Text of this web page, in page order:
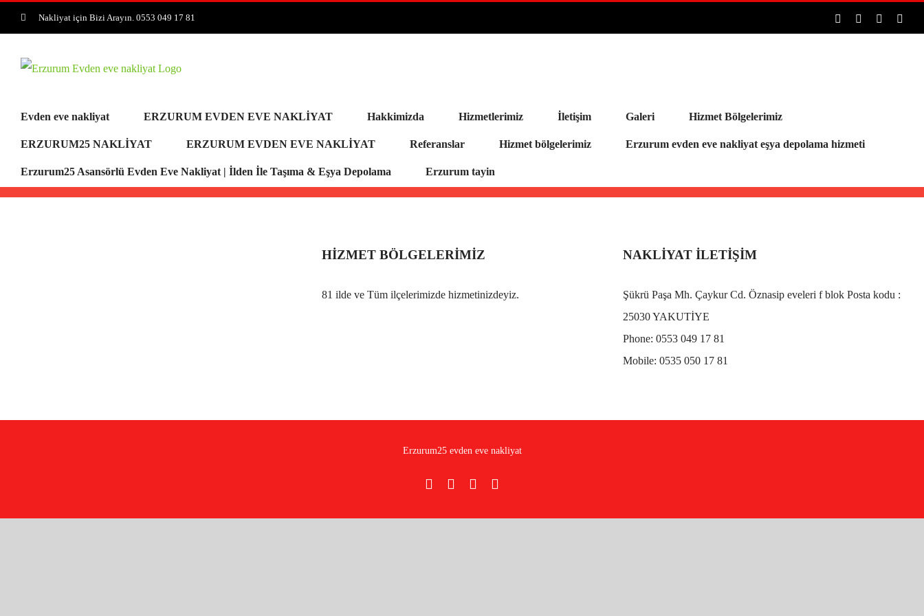
to
Nakliyat için Bizi Arayın. 0553 049 17 81 FacebookPinterest
Rss
Evden eve nakliyat ERZURUM EVDEN EVE NAKLİYAT Hakkimizda Hizmetlerimiz İletişim Galeri Hizmet Bölgelerimiz
ERZURUM25 NAKLİYAT ERZURUM EVDEN EVE NAKLİYAT Referanslar Hizmet bölgelerimiz Erzurum evden eve nakliyat eşya depolama hizmeti
Erzurum25 Asansörlü Evden Eve Nakliyat | İlden İle Taşıma & Eşya Depolama Erzurum tayin
HIZMET BÖLGELERIMIZ
81 ilde ve Tüm ilçelerimizde hizmetinizdeyiz.
NAKLIYAT İLETIŞIM
Şükrü Paşa Mh. Çaykur Cd. Öznasip eveleri f blok Posta kodu :
25030 YAKUTİYE
Phone: 0553 049 17 81
Mobile: 0535 050 17 81
Erzurum25 evden eve nakliyat
FacebookPinterest
Rss